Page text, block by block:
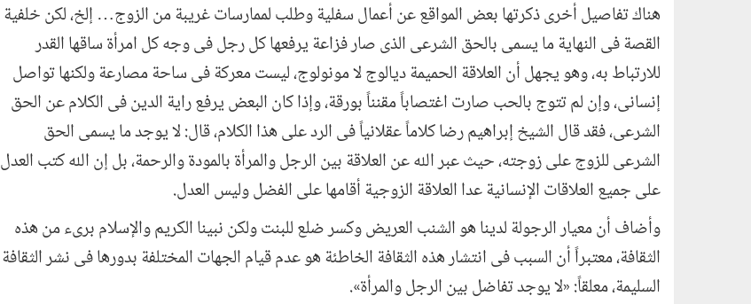
هناك تفاصيل أخرى ذكرتها بعض المواقع عن أعمال سفلية وطلب لممارسات غريبة من الزوج… إلخ، لكن خلفية
القصة فى النهاية ما يسمى بالحق الشرعى الذى صار فزاعة يرفعها كل رجل فى وجه كل امرأة ساقها القدر
للارتباط به، وهو يجهل أن العلاقة الحميمة ديالوج لا مونولوج، ليست معركة فى ساحة مصارعة ولكنها تواصل
إنسانى، وإن لم تتوج بالحب صارت اغتصاباً مقنناً بورقة، وإذا كان البعض يرفع راية الدين فى الكلام عن الحق
الشرعى، فقد قال الشيخ إبراهيم رضا كلاماً عقلانياً فى الرد على هذا الكلام، قال: لا يوجد ما يسمى الحق
الشرعى للزوج على زوجته، حيث عبر الله عن العلاقة بين الرجل والمرأة بالمودة والرحمة، بل إن الله كتب العدل
على جميع العلاقات الإنسانية عدا العلاقة الزوجية أقامها على الفضل وليس العدل.
وأضاف أن معيار الرجولة لدينا هو الشنب العريض وكسر ضلع للبنت ولكن نبينا الكريم والإسلام برىء من هذه
الثقافة، معتبراً أن السبب فى انتشار هذه الثقافة الخاطئة هو عدم قيام الجهات المختلفة بدورها فى نشر الثقافة
السليمة، معلقاً: «لا يوجد تفاضل بين الرجل والمرأة».